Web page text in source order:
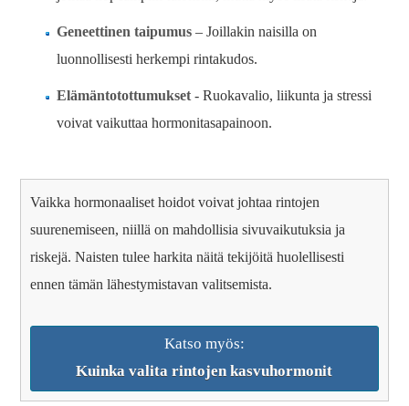
Geneettinen taipumus – Joillakin naisilla on
luonnollisesti herkempi rintakudos.
Elämäntotottumukset - Ruokavalio, liikunta ja stressi
voivat vaikuttaa hormonitasapainoon.
Vaikka hormonaaliset hoidot voivat johtaa rintojen
suurenemiseen, niillä on mahdollisia sivuvaikutuksia ja
riskejä. Naisten tulee harkita näitä tekijöitä huolellisesti
ennen tämän lähestymistavan valitsemista.
Katso myös:
Kuinka valita rintojen kasvuhormonit